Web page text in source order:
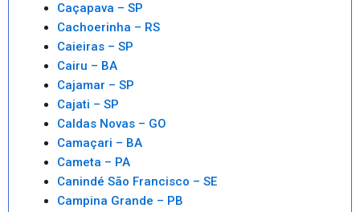
Caçapava – SP
Cachoerinha – RS
Caieiras – SP
Cairu – BA
Cajamar – SP
Cajati – SP
Caldas Novas – GO
Camaçari – BA
Cameta – PA
Canindé São Francisco – SE
Campina Grande – PB